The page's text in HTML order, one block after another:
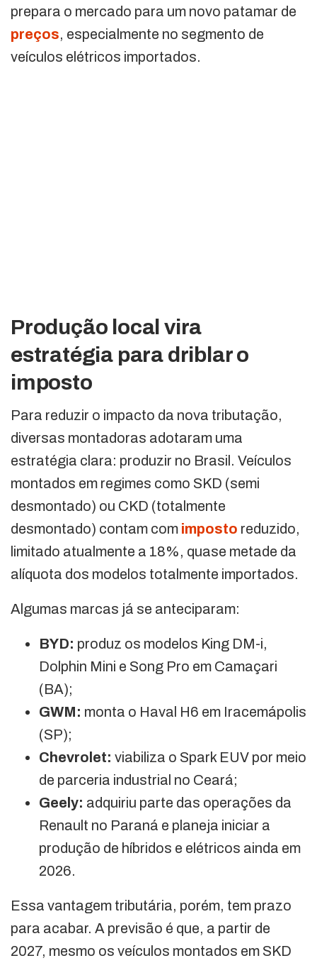
prepara o mercado para um novo patamar de
preços, especialmente no segmento de
veículos elétricos importados.
Produção local vira
estratégia para driblar o
imposto
Para reduzir o impacto da nova tributação,
diversas montadoras adotaram uma
estratégia clara: produzir no Brasil. Veículos
montados em regimes como SKD (semi
desmontado) ou CKD (totalmente
desmontado) contam com imposto reduzido,
limitado atualmente a 18%, quase metade da
alíquota dos modelos totalmente importados.
Algumas marcas já se anteciparam:
BYD: produz os modelos King DM-i,
Dolphin Mini e Song Pro em Camaçari
(BA);
GWM: monta o Haval H6 em Iracemápolis
(SP);
Chevrolet: viabiliza o Spark EUV por meio
de parceria industrial no Ceará;
Geely: adquiriu parte das operações da
Renault no Paraná e planeja iniciar a
produção de híbridos e elétricos ainda em
2026.
Essa vantagem tributária, porém, tem prazo
para acabar. A previsão é que, a partir de
2027, mesmo os veículos montados em SKD